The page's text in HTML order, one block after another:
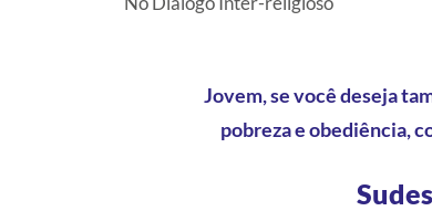
Jovem, se você deseja
pobreza e obediência,